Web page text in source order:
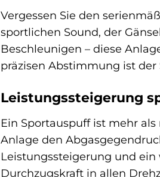
Vergessen Sie den
sportlichen Sound, der
Beschleunigen – diese
präzisen Abstimmung ist
Leistungssteigerung
Ein Sportauspuff ist mehr
Anlage den
Leistungssteigerung und ein
Durchzugskraft in allen